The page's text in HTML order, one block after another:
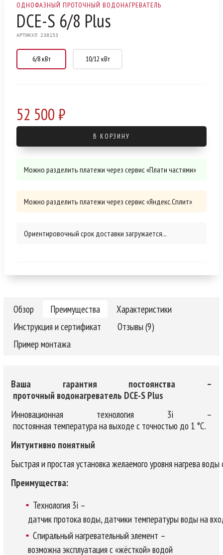
ОДНОФАЗНЫЙ ПРОТОЧНЫЙ ВОДОНАГРЕВАТЕЛЬ
DCE-S 6/8 Plus
АРТИКУЛ 238153
6/8 кВт 10/12 кВт
52 500 ₽
В КОРЗИНУ
Можно разделить платежи через сервис «Плати частями»
Можно разделить платежи через сервис «Яндекс.Сплит»
Ориентировочный срок доставки загружается...
Обзор Преимущества
Характеристики
Инструкция и сертификат
Отзывы (9)
Пример монтажа
Ваша гарантия постоянства –
проточный водонагреватель DCE-S Plus
Инновационная технология 3i –
постоянная температура на выходе с точностью до 1 °С.
Интуитивно понятный
Быстрая и простая установка желаемого уровня нагрева
Преимущества:
Технология 3i –
датчик протока воды, датчики температуры воды на
Спиральный нагревательный элемент –
возможна эксплуатация с «жёсткой» водой